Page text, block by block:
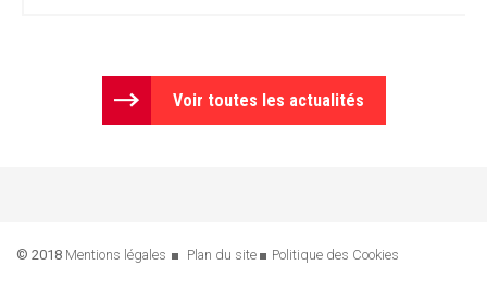
Voir toutes les actualités
© 2018 Mentions légales Plan du site Politique des Cookies